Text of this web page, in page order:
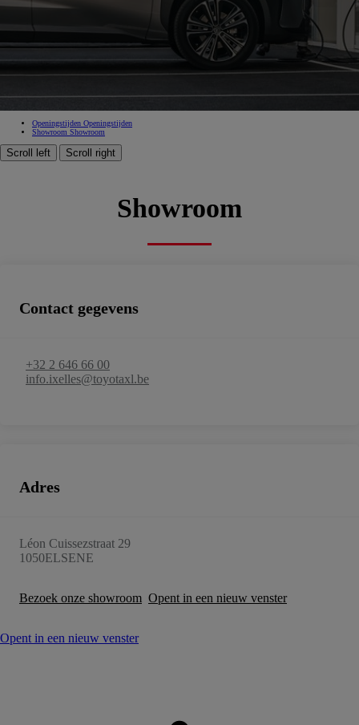
Goedgekeurde verkoop, Goedgekeurde dienst na verkoop, Erkend carrosseriebedrijf, Zakencentrum,
Openingstijden Openingstijden
Showroom Showroom
Scroll left Scroll right
Showroom
Contact gegevens
+32 2 646 66 00
info.ixelles@toyotaxl.be
Adres
Léon Cuissezstraat 29
1050ELSENE
Bezoek onze showroom Opent in een nieuw venster
Opent in een nieuw venster